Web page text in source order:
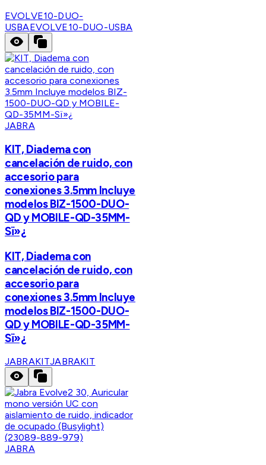
EVOLVE10-DUO-
USBAEVOLVE10-DUO-USBA
JABRA
KIT, Diadema con
cancelación de ruido, con
accesorio para
conexiones 3.5mm Incluye
modelos BIZ-1500-DUO-
QD y MOBILE-QD-35MM-
Sï»¿
KIT, Diadema con
cancelación de ruido, con
accesorio para
conexiones 3.5mm Incluye
modelos BIZ-1500-DUO-
QD y MOBILE-QD-35MM-
Sï»¿
JABRAKITJABRAKIT
JABRA